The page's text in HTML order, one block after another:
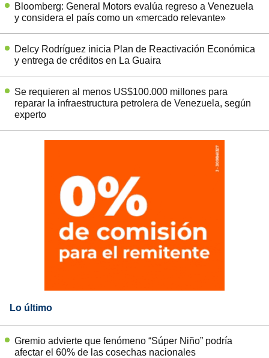
Bloomberg: General Motors evalúa regreso a Venezuela
y considera el país como un «mercado relevante»
Delcy Rodríguez inicia Plan de Reactivación Económica
y entrega de créditos en La Guaira
Se requieren al menos US$100.000 millones para
reparar la infraestructura petrolera de Venezuela, según
experto
Lo último
Gremio advierte que fenómeno “Súper Niño” podría
afectar el 60% de las cosechas nacionales